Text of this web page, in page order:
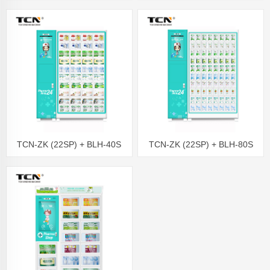
TCN-ZK (22SP) + BLH-40S
avtomatı Tibbi ləvazimatlar
avtomatı Cərrahi maska ​​satış
avtomatı
TCN-ZK (22SP) + BLH-80S